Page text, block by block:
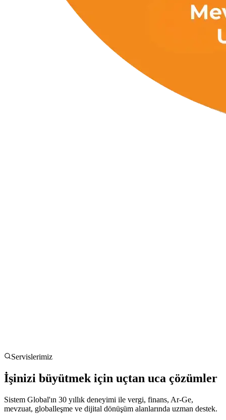
Servislerimiz
İşinizi büyütmek için uçtan uca çözümler
Sistem Global'ın 30 yıllık deneyimi ile vergi, finans, Ar-Ge,
mevzuat, globalleşme ve dijital dönüşüm alanlarında uzman destek.